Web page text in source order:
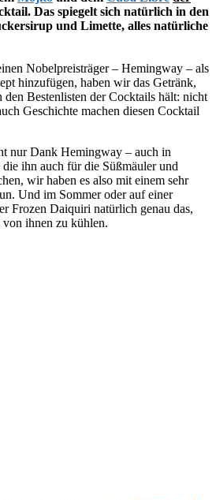
Das spiegelt sich natürlich in den
und Limette, alles natürliche
Nobelpreisträger – Hemingway – als
hinzufügen, haben wir das Getränk,
den Bestenlisten der Cocktails hält: nicht
Geschichte machen diesen Cocktail
nur Dank Hemingway – auch in
die ihn auch für die Süßmäuler und
wir haben es also mit einem sehr
Und im Sommer oder auf einer
Frozen Daiquiri natürlich genau das,
ihnen zu kühlen.